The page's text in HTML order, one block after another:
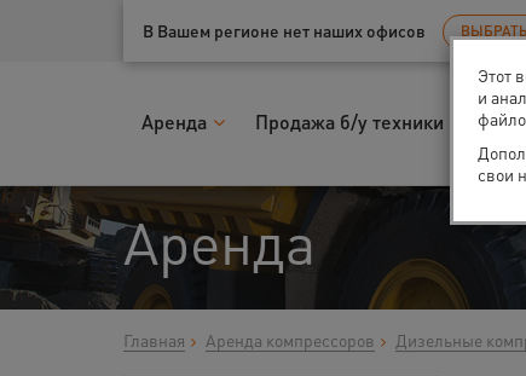
Ваш город:Нижний Новгород
В Вашем регионе нет наших офисов
Аренда Продажа б/у техники
Аренда
Главная Аренда компрессоров Дизельные
Этот
и
свои